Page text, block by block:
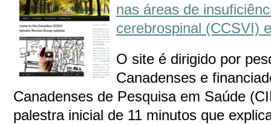
nas áreas de
cerebrospinal (CCSVI)
O site é dirigido por
Canadenses e
Canadenses de Pesquisa em Saúde
palestra inicial de 11 minutos que